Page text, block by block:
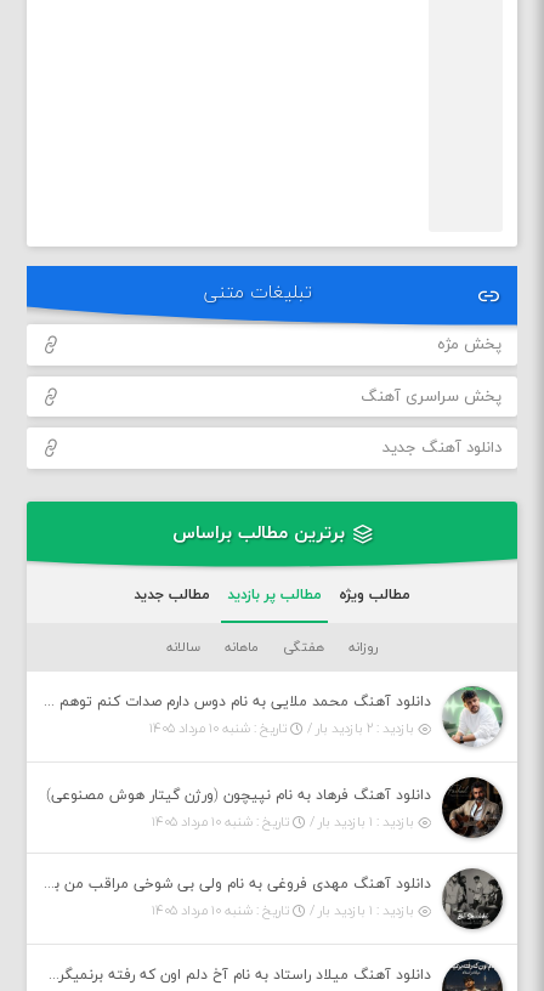
تبلیغات متنی
پخش مژه
پخش سراسری آهنگ
دانلود آهنگ جدید
برترین مطالب براساس
مطالب ویژه مطالب پر بازدید مطالب جدید
روزانه هفتگی ماهانه سالانه
دانلود آهنگ محمد ملایی به نام دوس دارم صدات کنم توهم بگی جونم نیمه پنهونم
بازدید : ۲ بازدید بار /
تاریخ : شنبه ۱۰ مرداد ۱۴۰۵
دانلود آهنگ فرهاد به نام نپیچون (ورژن گیتار هوش مصنوعی)
بازدید : ۱ بازدید بار /
تاریخ : شنبه ۱۰ مرداد ۱۴۰۵
دانلود آهنگ مهدی فروغی به نام ولی بی شوخی مراقب من باش
بازدید : ۱ بازدید بار /
تاریخ : شنبه ۱۰ مرداد ۱۴۰۵
دانلود آهنگ میلاد راستاد به نام آخ دلم اون که رفته برنمیگرده اون که رفته خیلی نامرده